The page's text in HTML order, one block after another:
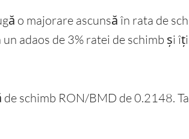
o majorare ascunsă în rata de
adaos de 3% ratei de schimb și
schimb RON/BMD de 0.2148.